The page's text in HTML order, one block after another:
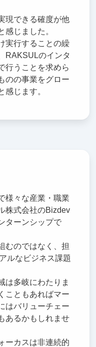
現できる確度が他
感じました。
実行することの繰
RAKSULのインタ
行うことを求めら
のの事業をグロー
感じます。
様々な産業・職業
株式会社のBizdev
ターンシップで
むのではなく、担
ルなビジネス課題
は多岐にわたりま
こともあればマー
はバリューチェー
あるかもしれませ
ーカスは非連続的